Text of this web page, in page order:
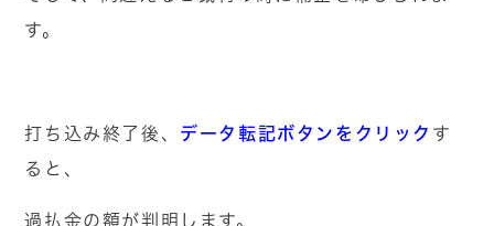
す。
打ち込み終了後、 データ転記ボタンをクリック す
ると、
過払金の額が判明します。